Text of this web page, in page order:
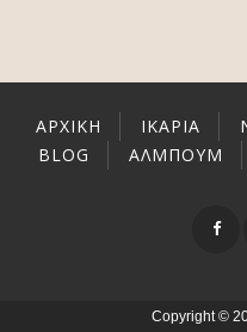
ΑΡΧΙΚΉ ΙΚΑΡΊΑ
BLOG
ΑΛΜΠΟΥΜ
Copyright ©